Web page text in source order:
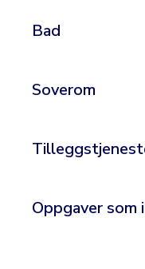
Bad
Soverom
Oppgaver som